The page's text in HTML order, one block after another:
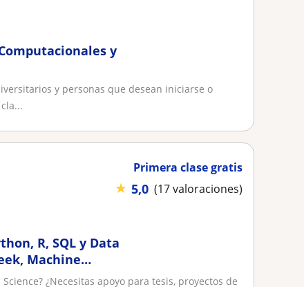
y
y personas que desean iniciarse o
Primera clase gratis
★ 5,0 (17 valoraciones)
R, SQL y Data
Machine
¿Necesitas apoyo para tesis, proyectos de